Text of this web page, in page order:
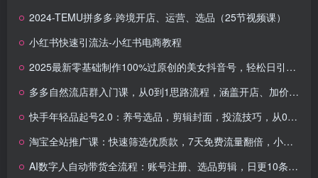
2024-TEMU拼多多·跨境开店、运营、选品（25节视频课）
小红书快速引流法-小红书电商教程
2025最新零基础制作100%过原创的美女抖音号，轻松日引百粉，后端转化日入5张
多多自然流店群入门课，从0到1思路流程，涵盖开店、加价、截流等关键环节
快手年轻品起号2.0：养号选品，剪辑封面，投流技巧，从0到爆单全流程
淘宝全站推广课：快速筛选优质款，7天免费流量翻倍，小爆款群策略
AI数字人自动带货全流程：账号注册、选品剪辑，日更10条作品自动化变现